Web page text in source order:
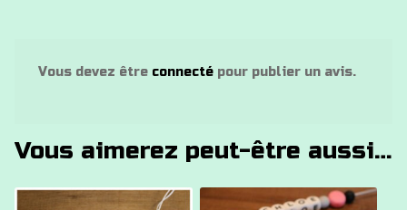
Vous devez être connectépour publier un avis.
Vous aimerez peut-être aussi…
Ce